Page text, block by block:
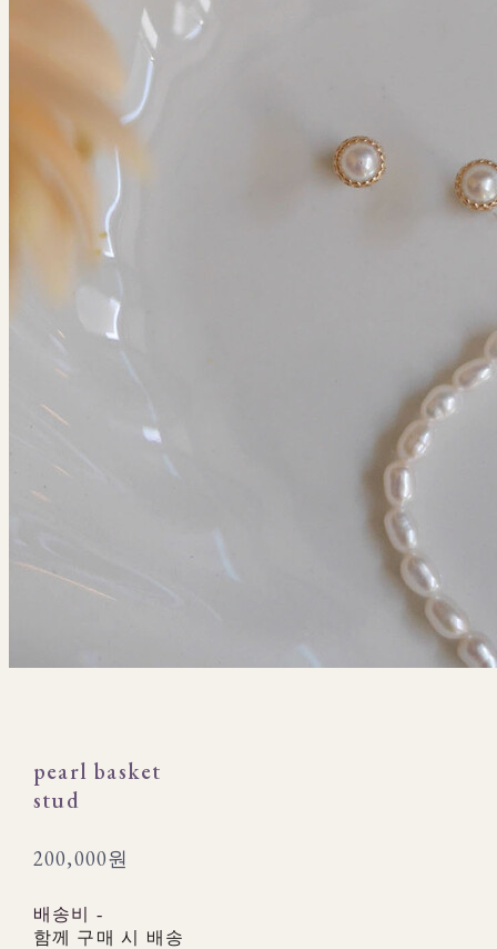
pearl basket
stud
200,000원
배송비 -
함께 구매 시 배송